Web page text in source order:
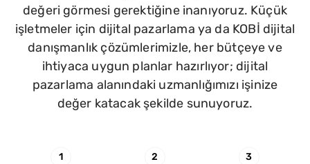
değeri görmesi gerektiğine inanıyoruz. Küçük
işletmeler için dijital pazarlama ya da KOBİ dijital
danışmanlık çözümlerimizle, her bütçeye ve
ihtiyaca uygun planlar hazırlıyor; dijital
pazarlama alanındaki uzmanlığımızı işinize
değer katacak şekilde sunuyoruz.
1 2 3